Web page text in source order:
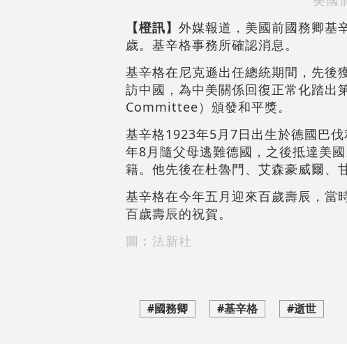
【橙訊】 外媒報道，美國前國務卿
歲。基辛格事務所確認消息。
基辛格在尼克遜出任總統期間，先後
訪中國，為中美關係回復正常化踏
Committee）頒發和平獎。
基辛格1923年5月7日出生於德國巴
年8月 隨父母逃難德國，之後抵達美
籍。他先後在杜魯門、艾森豪威爾、
基辛格在今年五月迎來百歲壽辰，當
百歲壽辰的祝賀。
圖︰法新社
#國務卿 #基辛格 #逝世